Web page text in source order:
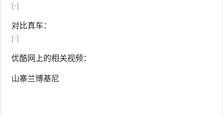
[-]
对比真车：
[-]
优酷网上的相关视频：
山寨兰博基尼